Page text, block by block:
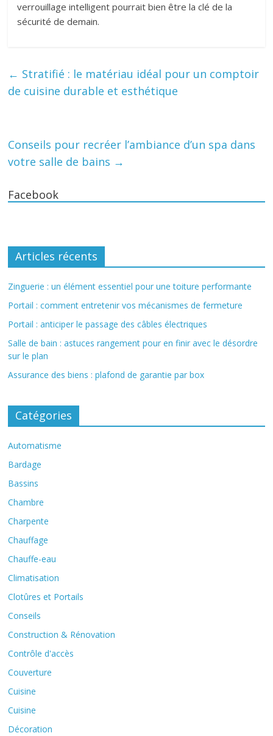
verrouillage intelligent pourrait bien être la clé de la
sécurité de demain.
← Stratifié : le matériau idéal pour un comptoir
de cuisine durable et esthétique
Conseils pour recréer l’ambiance d’un spa dans
votre salle de bains →
Facebook
Articles récents
Zinguerie : un élément essentiel pour une toiture performante
Portail : comment entretenir vos mécanismes de fermeture
Portail : anticiper le passage des câbles électriques
Salle de bain : astuces rangement pour en finir avec le désordre
sur le plan
Assurance des biens : plafond de garantie par box
Catégories
Automatisme
Bardage
Bassins
Chambre
Charpente
Chauffage
Chauffe-eau
Climatisation
Clotûres et Portails
Conseils
Construction & Rénovation
Contrôle d'accès
Couverture
Cuisine
Cuisine
Décoration